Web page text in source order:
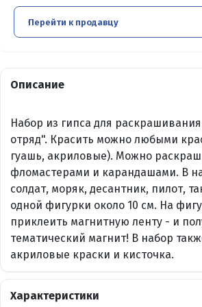
Перейти к продавцу
Описание
Набор из гипса для
отряд". Красить можно любыми
гуашь, акриловые). Можно
фломастерами и карандашами. В
солдат, моряк, десантник, пилот,
одной фигурки около 10 см. На
приклеить магнитную ленту - и
тематический магнит! В набор
акриловые краски и кисточка.
Характеристики